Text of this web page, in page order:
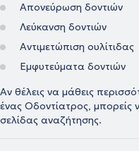
Απονεύρωση δοντιών
Λεύκανση δοντιών
Αντιμετώπιση ουλίτιδας
Εμφυτεύματα δοντιών
Αν θέλεις να μάθεις
ένας Οδοντίατρος, μπορείς
σελίδας αναζήτησης.